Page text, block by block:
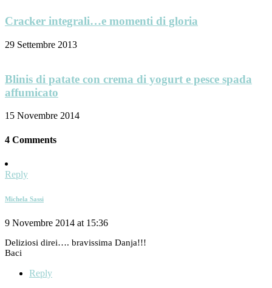
Cracker integrali…e momenti di gloria
29 Settembre 2013
Blinis di patate con crema di yogurt e pesce spada
affumicato
15 Novembre 2014
4 Comments
Reply
Michela Sassi
9 Novembre 2014 at 15:36
Deliziosi direi…. bravissima Danja!!!
Baci
Reply